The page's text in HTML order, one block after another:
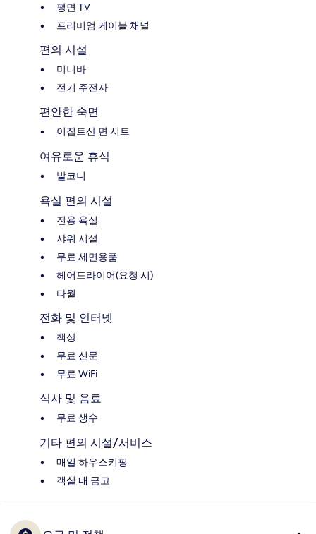
평면 TV
프리미엄 케이블 채널
편의 시설
미니바
전기 주전자
편안한 숙면
이집트산 면 시트
여유로운 휴식
발코니
욕실 편의 시설
전용 욕실
샤워 시설
무료 세면용품
헤어드라이어(요청 시)
타월
전화 및 인터넷
책상
무료 신문
무료 WiFi
식사 및 음료
무료 생수
기타 편의 시설/서비스
매일 하우스키핑
객실 내 금고